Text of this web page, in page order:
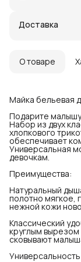
Доставка
О товаре
Майка бельевая
Подарите
Набор из двух
хлопкового
обеспечивает
Универсальная
девочкам.
Преимущества:
Натуральный
полотно мягкое,
нежной кожи
Классический
круглым
сковывают